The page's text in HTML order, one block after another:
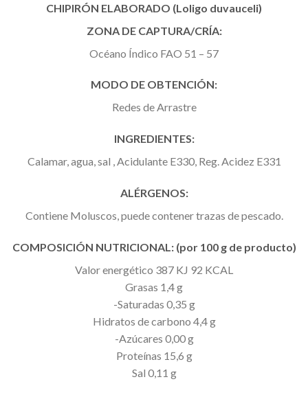
CHIPIRÓN ELABORADO (Loligo duvauceli)
ZONA DE CAPTURA/CRÍA:
Océano Índico FAO 51 – 57
MODO DE OBTENCIÓN:
Redes de Arrastre
INGREDIENTES:
Calamar, agua, sal , Acidulante E330, Reg. Acidez E331
ALÉRGENOS:
Contiene Moluscos, puede contener trazas de pescado.
COMPOSICIÓN NUTRICIONAL: (por 100 g de producto)
Valor energético 387 KJ 92 KCAL
Grasas 1,4 g
-Saturadas 0,35 g
Hidratos de carbono 4,4 g
-Azúcares 0,00 g
Proteínas 15,6 g
Sal 0,11 g